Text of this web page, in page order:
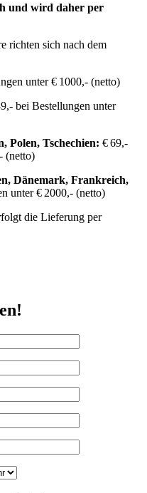
und wird daher per
richten sich nach dem
unter € 1000,- (netto)
bei Bestellungen unter
Polen, Tschechien: € 69,-
(netto)
Dänemark, Frankreich,
unter € 2000,- (netto)
die Lieferung per